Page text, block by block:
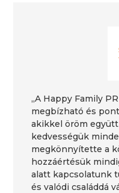
„A Happy Family
megbízható és
akikkel öröm
kedvességük
megkönnyítette a
hozzáértésük
alatt kapcsolatunk
és valódi családdá